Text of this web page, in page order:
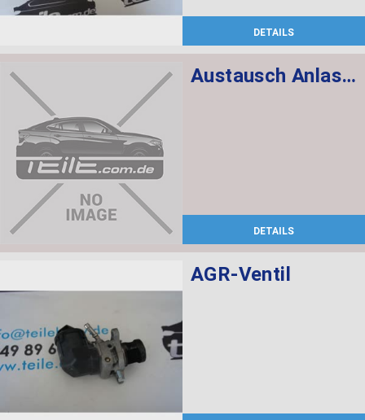
DETAILS
Austausch Anlasser
DETAILS
AGR-Ventil